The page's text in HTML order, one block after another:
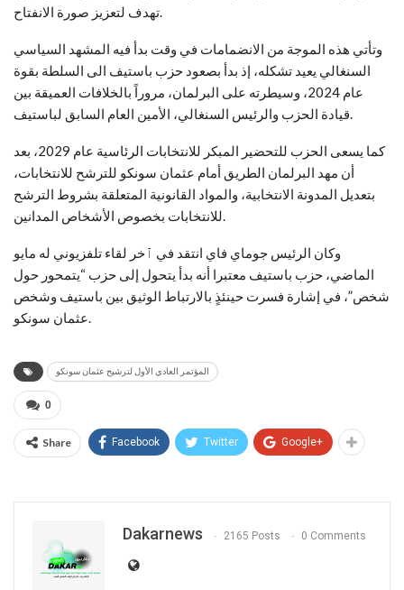
تهدف لتعزيز صورة الانفتاح.
وتأتي هذه الموجة من الانضمامات في وقت بدأ فيه المشهد السياسي
السنغالي يعيد تشكله، إذ بدأ بصعود حزب باستيف الى السلطة بقوة
عام 2024، وسيطرته على البرلمان، مروراً بالخلافات العميقة بين
قيادة الحزب والرئيس السنغالي، الأمين العام السابق لباستيف.
كما يسعى الحزب للتحضير المبكر للانتخابات الرئاسية عام 2029، بعد
أن مهد البرلمان الطريق أمام عثمان سونكو للترشح للانتخابات،
بتعديل المدونة الانتخابية، والمواد القانونية المتعلقة بشروط الترشح
للانتخابات بخصوص الأشخاص المدانين.
وكان الرئيس جوماي فاي انتقد في ٱخر لقاء تلفزيوني له مايو
الماضي، حزب باستيف معتبرا أنه بدأ يتحول إلى حزب “يتمحور حول
شخص”، في إشارة فسرت حينئذٍ بالارتباط الوثيق بين باستيف وشخص
عثمان سونكو.
المؤتمر العادي الأول لترشيح عثمان سونكو
0
Share Facebook Twitter Google+
Dakarnews 2165 Posts 0 Comments